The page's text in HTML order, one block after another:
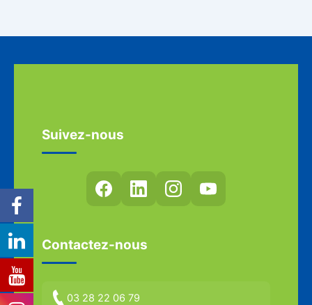
Suivez-nous
Contactez-nous
03 28 22 06 79